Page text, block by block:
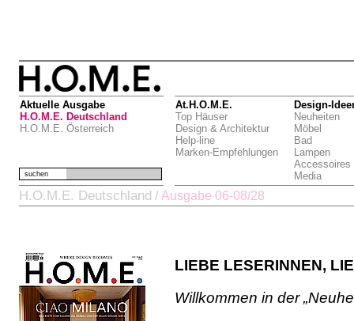
Aktuelle Ausgabe
H.O.M.E. Deutschland
H.O.M.E. Österreich
At.H.O.M.E.
Top Häuser
Design & Architektur
Help-line
Marken-Empfehlungen
Design-
Neuheiten
Möbel
Bad
Lampen
Accessoires
Media
suchen
H.O.M.E. Deutschland / Ausgabe 06-08/28
LIEBE LESERINNEN,
Willkommen in der